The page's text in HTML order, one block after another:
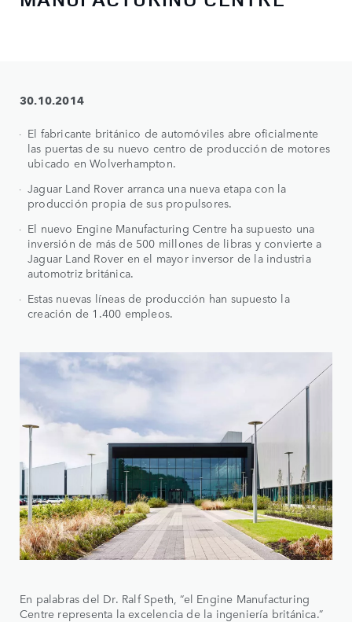
30.10.2014
El fabricante británico de automóviles abre oficialmente
las puertas de su nuevo centro de producción de motores
ubicado en Wolverhampton.
Jaguar Land Rover arranca una nueva etapa con la
producción propia de sus propulsores.
El nuevo Engine Manufacturing Centre ha supuesto una
inversión de más de 500 millones de libras y convierte a
Jaguar Land Rover en el mayor inversor de la industria
automotriz británica.
Estas nuevas líneas de producción han supuesto la
creación de 1.400 empleos.
En palabras del Dr. Ralf Speth, “el Engine Manufacturing
Centre representa la excelencia de la ingeniería británica.”